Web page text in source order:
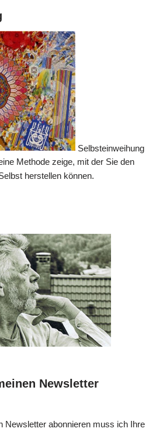
Selbsteinweihung
Methode zeige, mit der Sie den
herstellen können.
Newsletter
Newsletter abonnieren muss ich Ihre